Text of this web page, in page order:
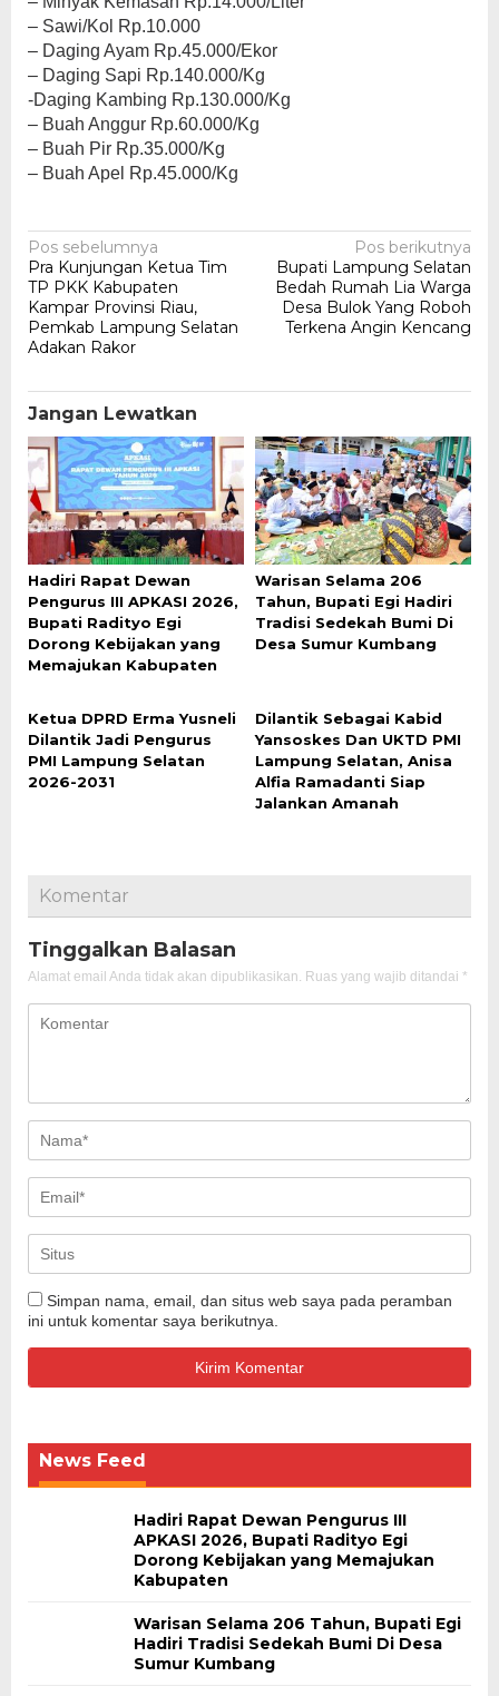
– Sawi/Kol Rp.10.000
– Daging Ayam Rp.45.000/Ekor
– Daging Sapi Rp.140.000/Kg
-Daging Kambing Rp.130.000/Kg
– Buah Anggur Rp.60.000/Kg
– Buah Pir Rp.35.000/Kg
– Buah Apel Rp.45.000/Kg
Navigasi
pos
Pos sebelumnya
Pra Kunjungan Ketua Tim
TP PKK Kabupaten
Kampar Provinsi Riau,
Pemkab Lampung Selatan
Adakan Rakor
Pos berikutnya
Bupati Lampung Selatan
Bedah Rumah Lia Warga
Desa Bulok Yang Roboh
Terkena Angin Kencang
Jangan Lewatkan
Hadiri Rapat Dewan
Pengurus III APKASI 2026,
Bupati Radityo Egi
Dorong Kebijakan yang
Memajukan Kabupaten
Warisan Selama 206
Tahun, Bupati Egi Hadiri
Tradisi Sedekah Bumi Di
Desa Sumur Kumbang
Ketua DPRD Erma Yusneli
Dilantik Jadi Pengurus
PMI Lampung Selatan
2026-2031
Dilantik Sebagai Kabid
Yansoskes Dan UKTD PMI
Lampung Selatan, Anisa
Alfia Ramadanti Siap
Jalankan Amanah
Komentar
Tinggalkan Balasan
Alamat email Anda tidak akan dipublikasikan. Ruas yang wajib ditandai *
Simpan nama, email, dan situs web saya pada peramban
ini untuk komentar saya berikutnya.
News Feed
Hadiri Rapat Dewan Pengurus III
APKASI 2026, Bupati Radityo Egi
Dorong Kebijakan yang Memajukan
Kabupaten
Warisan Selama 206 Tahun, Bupati Egi
Hadiri Tradisi Sedekah Bumi Di Desa
Sumur Kumbang